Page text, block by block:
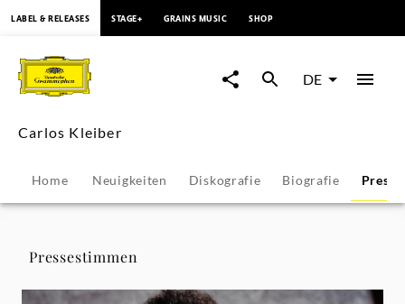
Kleiber
Pressestimmen
|
Deutsche
LABEL & RELEASES STAGE+ GRAINS MUSIC SHOP
DE
Carlos Kleiber
Home Neuigkeiten Diskografie Biografie
Pressestimmen